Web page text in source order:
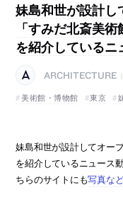
妹島和世が設計し
「すみだ北斎美
を紹介しているニ
ARCHITECTURE
美術館・博物館
東京
妹島和世が設計してオー
を紹介しているニュース
ちらのサイトにも写真な